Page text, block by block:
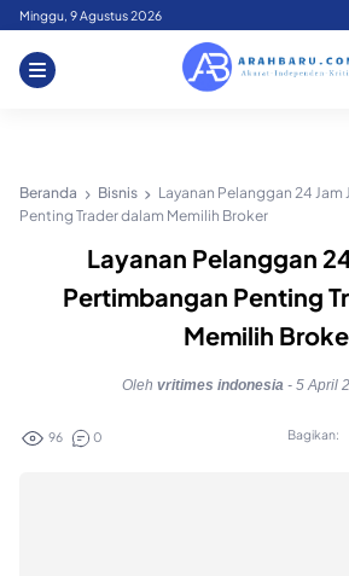
Skip
content
Minggu, 9 Agustus 2026
Beranda Bisnis
Layanan Pelanggan 24
Penting Trader dalam Memilih Broker
Layanan Pelanggan
Pertimbangan Penting
Memilih
Oleh vritimes indonesia - 5 April
96 0 Bagikan: